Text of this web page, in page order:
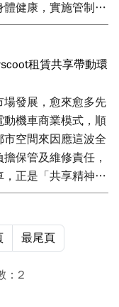
健康，實施管制政
、北京、濟南等104
路費、中國大陸出
降低城市中空氣污
未出現強制的管制
推動智慧環保車輛
策推動，期待台灣
指標模範地區。
租賃共享帶動環
發展，愈來愈多先
機車商業模式，順
空間來因應這波全
保管及維修責任，
正是「共享精神」
最尾頁
：2